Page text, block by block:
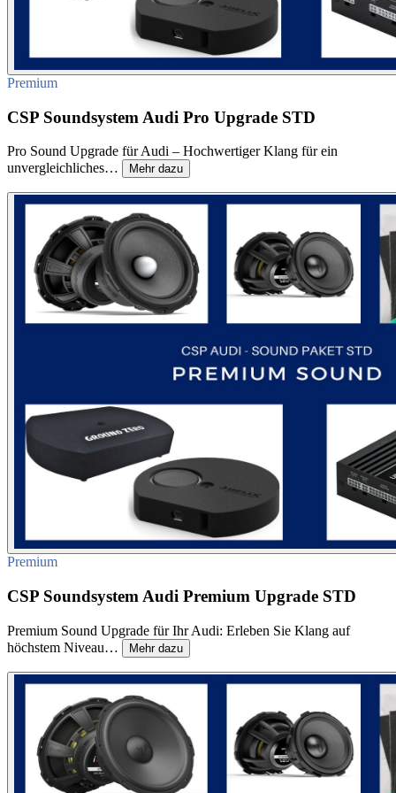
Premium
CSP Soundsystem Audi Pro Upgrade STD
Pro Sound Upgrade für Audi – Hochwertiger Klang für ein
unvergleichliches…
Mehr dazu
Premium
CSP Soundsystem Audi Premium Upgrade STD
Premium Sound Upgrade für Ihr Audi: Erleben Sie Klang auf
höchstem Niveau…
Mehr dazu